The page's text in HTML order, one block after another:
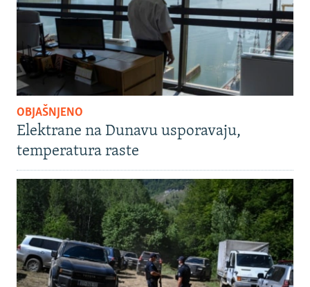
OBJAŠNJENO
Elektrane na Dunavu usporavaju,
temperatura raste